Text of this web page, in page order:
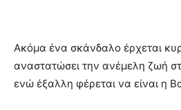
Ακόμα ένα σκάνδαλο έρχεται
αναστατώσει την ανέμελη ζωή
ενώ έξαλλη φέρεται να είναι η